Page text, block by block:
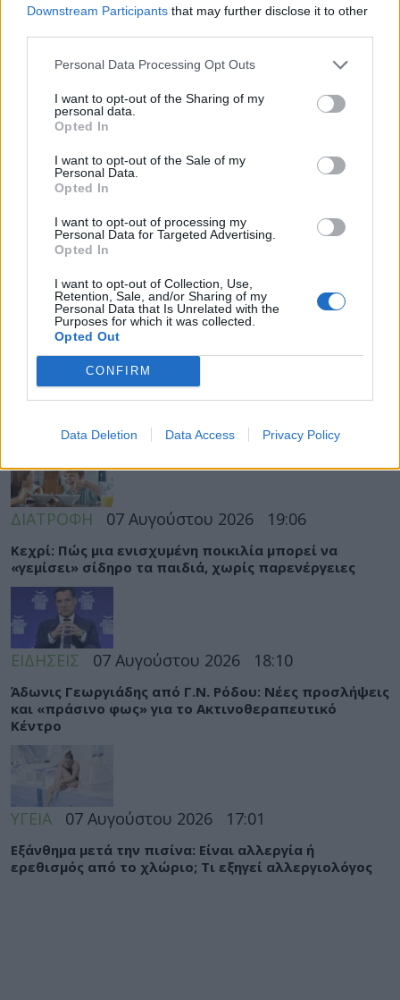
Downstream Participants that may further disclose it to other
Personal Data Processing Opt Outs
I want to opt-out of the Sharing of my
personal data.
Opted In
I want to opt-out of the Sale of my
Personal Data.
Opted In
I want to opt-out of processing my
Personal Data for Targeted Advertising.
Opted In
I want to opt-out of Collection, Use,
Retention, Sale, and/or Sharing of my
Personal Data that Is Unrelated with the
Purposes for which it was collected.
Opted Out
CONFIRM
Data Deletion Data Access Privacy Policy
ΡΟΗ ΕΙΔΗΣΕΩΝ
ΔΙΑΤΡΟΦΗ 07 Αυγούστου 2026 19:06
Κεχρί: Πώς μια ενισχυμένη ποικιλία μπορεί να
«γεμίσει» σίδηρο τα παιδιά, χωρίς παρενέργειες
ΕΙΔΗΣΕΙΣ 07 Αυγούστου 2026 18:10
Άδωνις Γεωργιάδης από Γ.Ν. Ρόδου: Νέες προσλήψεις
και «πράσινο φως» για το Ακτινοθεραπευτικό
Κέντρο
ΥΓΕΙΑ 07 Αυγούστου 2026 17:01
Εξάνθημα μετά την πισίνα: Είναι αλλεργία ή
ερεθισμός από το χλώριο; Τι εξηγεί αλλεργιολόγος